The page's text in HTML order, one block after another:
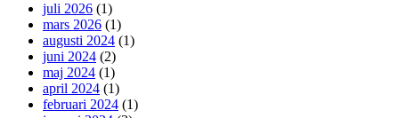
juli 2026 (1)
mars 2026 (1)
augusti 2024 (1)
juni 2024 (2)
maj 2024 (1)
april 2024 (1)
februari 2024 (1)